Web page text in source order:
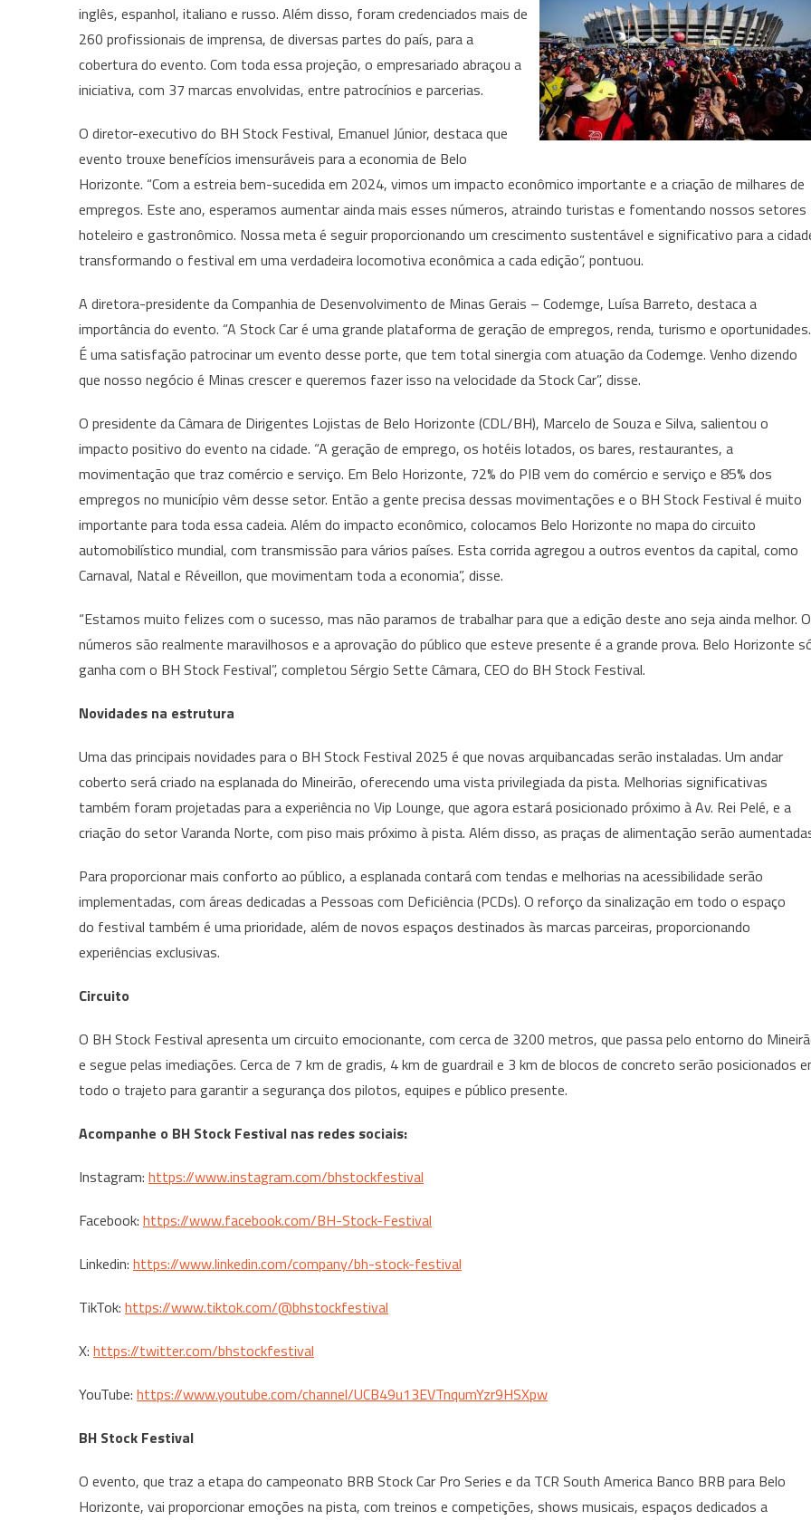
inglês, espanhol, italiano e russo. Além disso, foram credenciados mais de
260 profissionais de imprensa, de diversas partes do país, para a
cobertura do evento. Com toda essa projeção, o empresariado abraçou a
iniciativa, com 37 marcas envolvidas, entre patrocínios e parcerias.
O diretor-executivo do BH Stock Festival, Emanuel Júnior, destaca que
evento trouxe benefícios imensuráveis para a economia de Belo
Horizonte. “Com a estreia bem-sucedida em 2024, vimos um impacto econômico importante e a criação de milhares de
empregos. Este ano, esperamos aumentar ainda mais esses números, atraindo turistas e fomentando nossos setores
hoteleiro e gastronômico. Nossa meta é seguir proporcionando um crescimento sustentável e significativo para a
transformando o festival em uma verdadeira locomotiva econômica a cada edição”, pontuou.
A diretora-presidente da Companhia de Desenvolvimento de Minas Gerais – Codemge, Luísa Barreto, destaca a
importância do evento. “A Stock Car é uma grande plataforma de geração de empregos, renda, turismo e oportunidades.
É uma satisfação patrocinar um evento desse porte, que tem total sinergia com atuação da Codemge. Venho dizendo
que nosso negócio é Minas crescer e queremos fazer isso na velocidade da Stock Car”, disse.
O presidente da Câmara de Dirigentes Lojistas de Belo Horizonte (CDL/BH), Marcelo de Souza e Silva, salientou o
impacto positivo do evento na cidade. “A geração de emprego, os hotéis lotados, os bares, restaurantes, a
movimentação que traz comércio e serviço. Em Belo Horizonte, 72% do PIB vem do comércio e serviço e 85% dos
empregos no município vêm desse setor. Então a gente precisa dessas movimentações e o BH Stock Festival é muito
importante para toda essa cadeia. Além do impacto econômico, colocamos Belo Horizonte no mapa do circuito
automobilístico mundial, com transmissão para vários países. Esta corrida agregou a outros eventos da capital, como
Carnaval, Natal e Réveillon, que movimentam toda a economia”, disse.
“Estamos muito felizes com o sucesso, mas não paramos de trabalhar para que a edição deste ano seja ainda melhor.
números são realmente maravilhosos e a aprovação do público que esteve presente é a grande prova. Belo Horizonte
ganha com o BH Stock Festival”, completou Sérgio Sette Câmara, CEO do BH Stock Festival.
Novidades na estrutura
Uma das principais novidades para o BH Stock Festival 2025 é que novas arquibancadas serão instaladas. Um andar
coberto será criado na esplanada do Mineirão, oferecendo uma vista privilegiada da pista. Melhorias significativas
também foram projetadas para a experiência no Vip Lounge, que agora estará posicionado próximo à Av. Rei Pelé, e a
criação do setor Varanda Norte, com piso mais próximo à pista. Além disso, as praças de alimentação serão
Para proporcionar mais conforto ao público, a esplanada contará com tendas e melhorias na acessibilidade serão
implementadas, com áreas dedicadas a Pessoas com Deficiência (PCDs). O reforço da sinalização em todo o espaço
do festival também é uma prioridade, além de novos espaços destinados às marcas parceiras, proporcionando
experiências exclusivas.
Circuito
O BH Stock Festival apresenta um circuito emocionante, com cerca de 3200 metros, que passa pelo entorno do
e segue pelas imediações. Cerca de 7 km de gradis, 4 km de guardrail e 3 km de blocos de concreto serão posicionados
todo o trajeto para garantir a segurança dos pilotos, equipes e público presente.
Acompanhe o BH Stock Festival nas redes sociais:
Instagram: https://www.instagram.com/bhstockfestival
Facebook: https://www.facebook.com/BH-Stock-Festival
Linkedin: https://www.linkedin.com/company/bh-stock-festival
TikTok: https://www.tiktok.com/@bhstockfestival
X: https://twitter.com/bhstockfestival
YouTube: https://www.youtube.com/channel/UCB49u13EVTnqumYzr9HSXpw
BH Stock Festival
O evento, que traz a etapa do campeonato BRB Stock Car Pro Series e da TCR South America Banco BRB para Belo
Horizonte, vai proporcionar emoções na pista, com treinos e competições, shows musicais, espaços dedicados a